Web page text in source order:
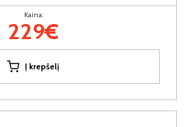
Kaina:
229€
Į krepšelį